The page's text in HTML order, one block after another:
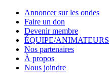
Annoncer sur les ondes
Faire un don
Devenir membre
ÉQUIPE/ANIMATEURS
Nos partenaires
À propos
Nous joindre